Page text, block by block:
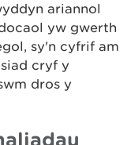
ariannol
yw gwerth
sy'n cyfrif am
cryf y
dros y